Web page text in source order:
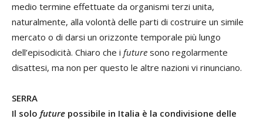
medio termine effettuate da organismi terzi unita,
naturalmente, alla volontà delle parti di costruire un simile
mercato o di darsi un orizzonte temporale più lungo
dell’episodicità. Chiaro che i future sono regolarmente
disattesi, ma non per questo le altre nazioni vi rinunciano.
SERRA
Il solo future possibile in Italia è la condivisione delle